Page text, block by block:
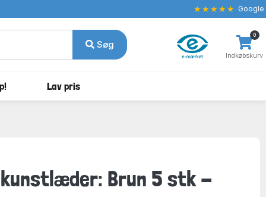
★★★★★ Google
Søg
Indkøbskurv
0
Lav pris
Brun 5 stk -